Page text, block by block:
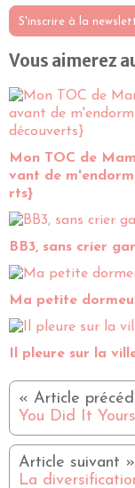
S'inscrire à la
Vous aimerez
Mon TOC de
vant de
rts}
BB3, sans crier
Ma petite
Il pleure sur la